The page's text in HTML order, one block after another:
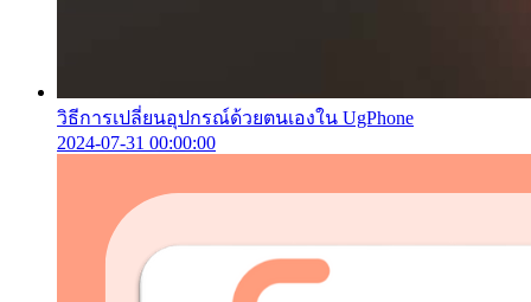
วิธีการเปลี่ยนอุปกรณ์ด้วยตนเองใน UgPhone
2024-07-31 00:00:00